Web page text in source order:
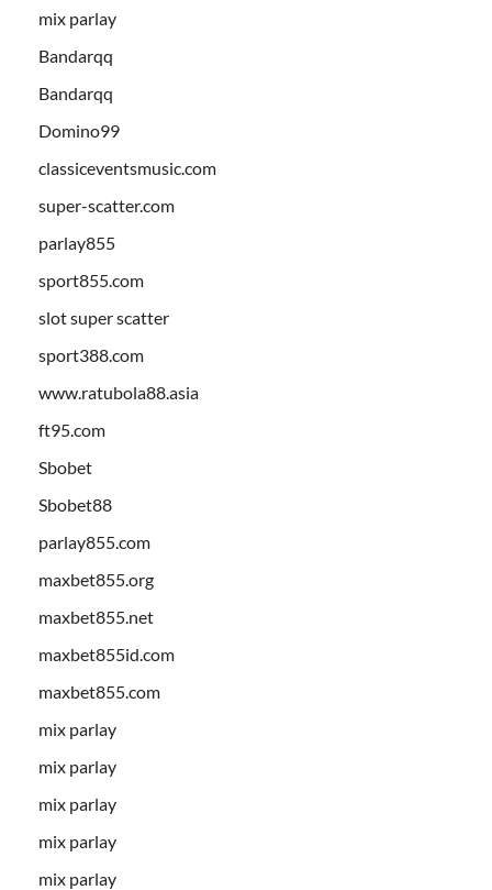
mix parlay
Bandarqq
Bandarqq
Domino99
classiceventsmusic.com
super-scatter.com
parlay855
sport855.com
slot super scatter
sport388.com
www.ratubola88.asia
ft95.com
Sbobet
Sbobet88
parlay855.com
maxbet855.org
maxbet855.net
maxbet855id.com
maxbet855.com
mix parlay
mix parlay
mix parlay
mix parlay
mix parlay